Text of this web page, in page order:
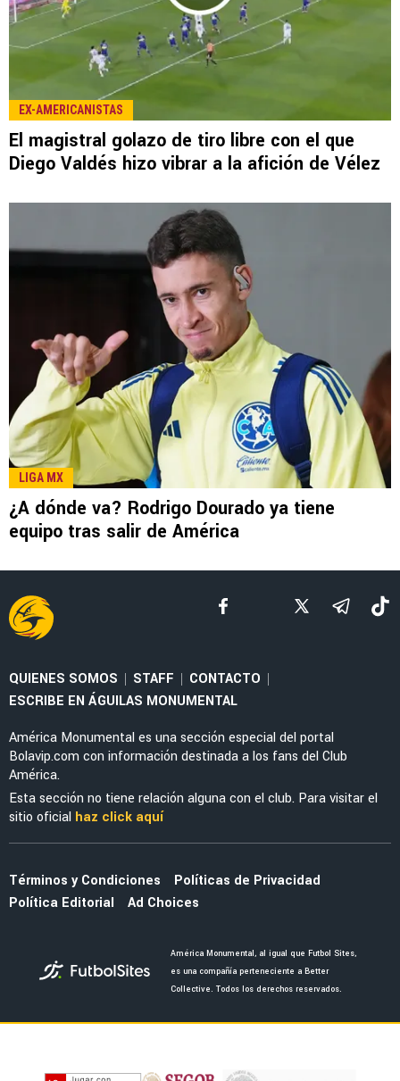
LEE TAMBIÉN
FEMENIL
Priscila da Silva firma doblete con América
Femenil y reacciona al Estadio Banorte
FEMENIL